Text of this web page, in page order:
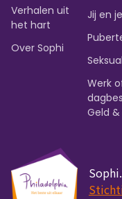
Verhalen uit
het hart
Over Sophi
Jij en
Werk
Geld